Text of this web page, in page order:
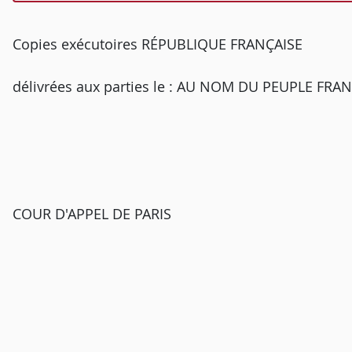
Copies exécutoires RÉPUBLIQUE FRANÇAISE
délivrées aux parties le : AU NOM DU PEUPLE
COUR D'APPEL DE PARIS